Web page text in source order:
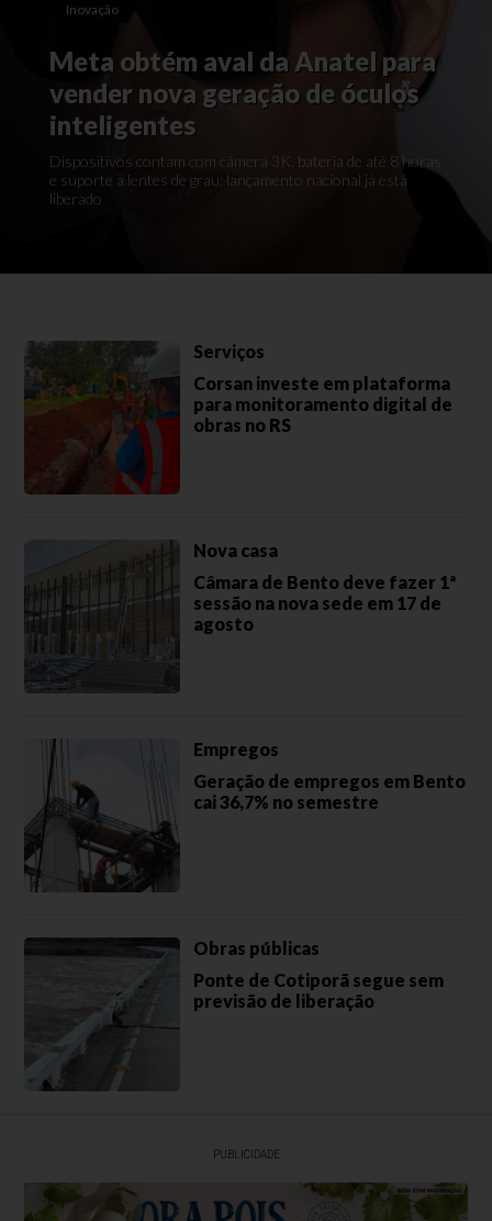
Inovação
Meta obtém aval da Anatel para
vender nova geração de óculos
inteligentes
Dispositivos contam com câmera 3K, bateria de até 8 horas
e suporte a lentes de grau; lançamento nacional já está
liberado
Serviços
Corsan investe em plataforma
para monitoramento digital de
obras no RS
Nova casa
Câmara de Bento deve fazer 1ª
sessão na nova sede em 17 de
agosto
Empregos
Geração de empregos em Bento
cai 36,7% no semestre
Obras públicas
Ponte de Cotiporã segue sem
previsão de liberação
PUBLICIDADE